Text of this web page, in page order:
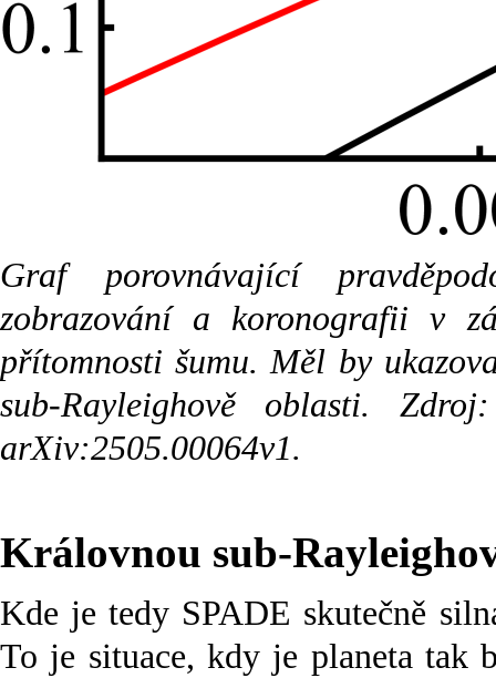
Graf porovnávající
zobrazování a koronografii v
přítomnosti šumu. Měl by
sub-Rayleighově oblasti.
arXiv:2505.00064v1.
Královnou sub-
Kde je tedy SPADE skutečně
To je situace, kdy je planeta tak